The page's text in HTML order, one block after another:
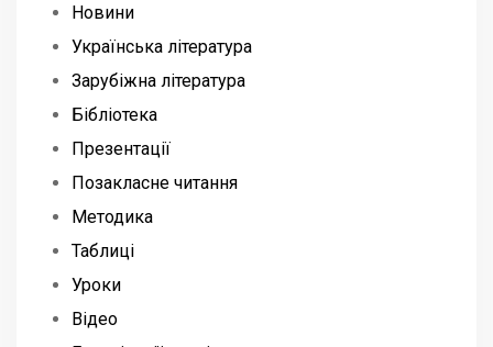
Новини
Українська література
Зарубіжна література
Бібліотека
Презентації
Позакласне читання
Методика
Таблиці
Уроки
Відео